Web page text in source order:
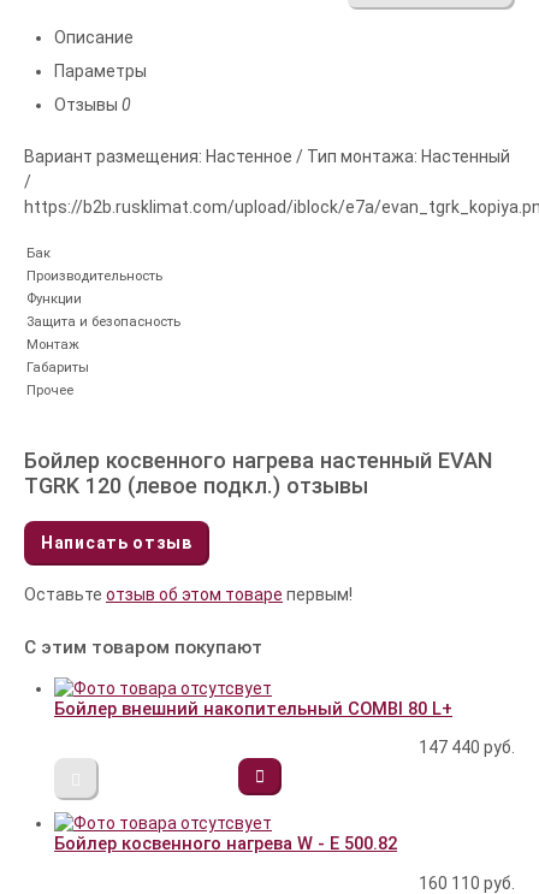
Описание
Параметры
Отзывы 0
Вариант размещения: Настенное / Тип монтажа: Настенный
/
https://b2b.rusklimat.com/upload/iblock/e7a/
Бак
Производительность
Функции
Защита и безопасность
Монтаж
Габариты
Прочее
Бойлер косвенного нагрева настенный EVAN
TGRK 120 (левое подкл.) отзывы
Написать отзыв
Оставьте отзыв об этом товаре первым!
С этим товаром покупают
Бойлер внешний накопительный COMBI 80 L+
147 440 руб.
Бойлер косвенного нагрева W - E 500.82
160 110 руб.